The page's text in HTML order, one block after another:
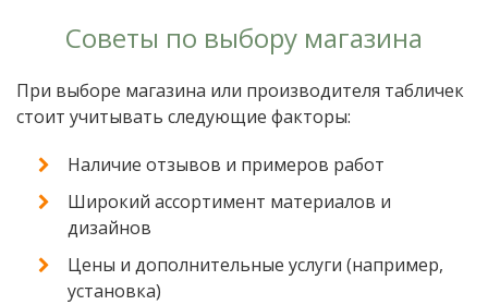
Советы по выбору магазина
При выборе магазина или производителя табличек
стоит учитывать следующие факторы:
Наличие отзывов и примеров работ
Широкий ассортимент материалов и
дизайнов
Цены и дополнительные услуги (например,
установка)